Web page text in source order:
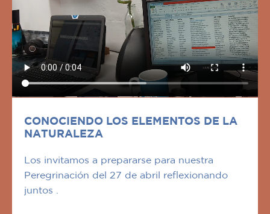
CONOCIENDO LOS ELEMENTOS DE LA
NATURALEZA
Los invitamos a prepararse para nuestra
Peregrinación del 27 de abril reflexionando
juntos .